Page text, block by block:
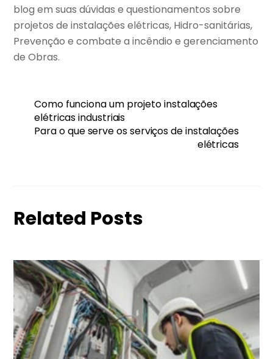
blog em suas dúvidas e questionamentos sobre
projetos de instalações elétricas, Hidro-sanitárias,
Prevenção e combate a incêndio e gerenciamento
de Obras.
Como funciona um projeto instalações
elétricas industriais
Para o que serve os serviços de instalações
elétricas
Related Posts